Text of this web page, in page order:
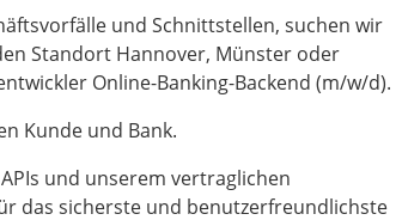
und Schnittstellen, suchen wir
Standort Hannover, Münster oder
Online-Banking-Backend (m/w/d).
Kunde und Bank.
und unserem vertraglichen
das sicherste und benutzerfreundlichste